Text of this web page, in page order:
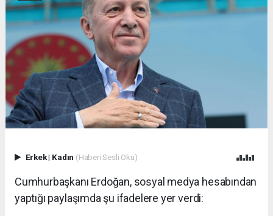
Erkek| Kadın (Haberi Sesli Oku)
Cumhurbaşkanı Erdoğan, sosyal medya hesabından
yaptığı paylaşımda şu ifadelere yer verdi: